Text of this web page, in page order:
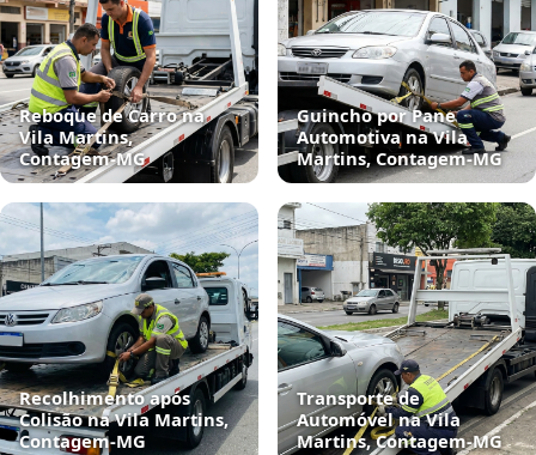
Reboque de Carro na
Vila Martins,
Contagem‑MG
Guincho por Pane
Automotiva na Vila
Martins, Contagem‑MG
Recolhimento após
Colisão na Vila Martins,
Contagem‑MG
Transporte de
Automóvel na Vila
Martins, Contagem‑MG